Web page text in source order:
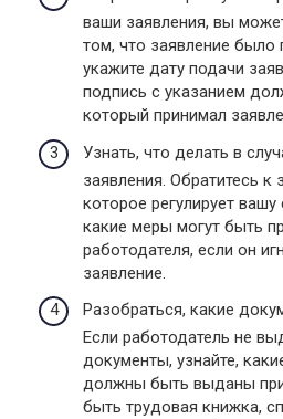
ваши заявления, вы
том, что заявление было
укажите дату подачи
подпись с указанием
который принимал
Узнать, что делать в
заявления. Обратитесь к
которое регулирует вашу
какие меры могут быть
работодателя, если он
заявление.
Разобраться, какие
Если работодатель не
документы, узнайте,
должны быть выданы
быть трудовая книжка,